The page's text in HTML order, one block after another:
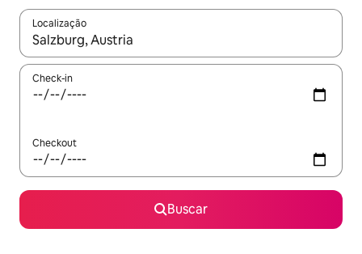
Localização
Quando os resultados estiverem disponíveis, explore-os
Check-in
Checkout
Buscar